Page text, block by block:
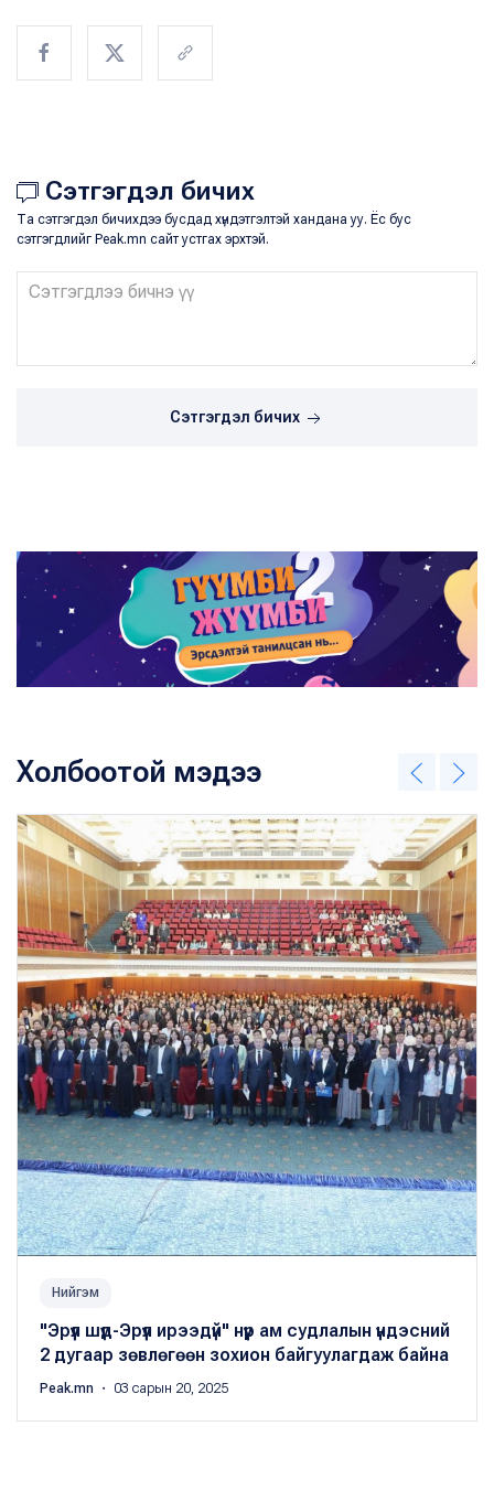
Сэтгэгдэл бичих
Та сэтгэгдэл бичихдээ бусдад хүндэтгэлтэй хандана уу. Ёс бус
сэтгэгдлийг Peak.mn сайт устгах эрхтэй.
Сэтгэгдэл бичих
Холбоотой мэдээ
Нийгэм
"Эрүүл шүд-Эрүүл ирээдүй" нүүр ам судлалын үндэсний
2 дугаар зөвлөгөөн зохион байгуулагдаж байна
Peak.mn ・ 03 сарын 20, 2025